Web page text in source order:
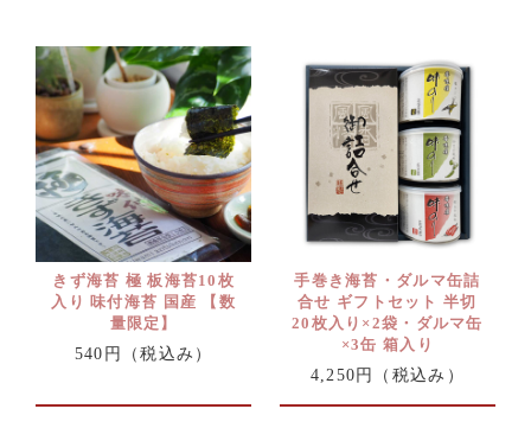
きず海苔 極 板海苔10枚
入り 味付海苔 国産 【数
量限定】
540円
（税込み）
手巻き海苔・ダルマ缶詰
合せ ギフトセット 半切
20枚入り×2袋・ダルマ缶
×3缶 箱入り
4,250円
（税込み）